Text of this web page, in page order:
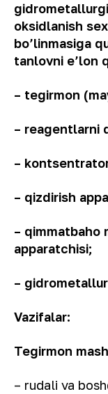
oksidlanish
bo’linmasiga
tanlovni e’lon
– tegirmon
– reagentlarni
–
– qizdirish
– qimmatbaho
apparatchisi;
–
Vazifalar:
Tegirmon
– rudali va